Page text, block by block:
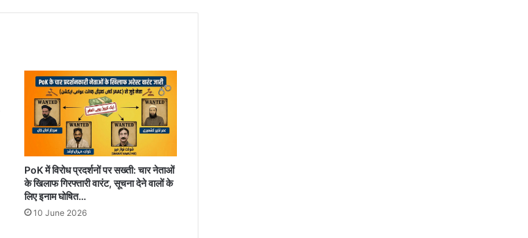
PoK में विरोध प्रदर्शनों पर सख्ती: चार नेताओं
के खिलाफ गिरफ्तारी वारंट, सूचना देने वालों के
लिए इनाम घोषित…
10 June 2026